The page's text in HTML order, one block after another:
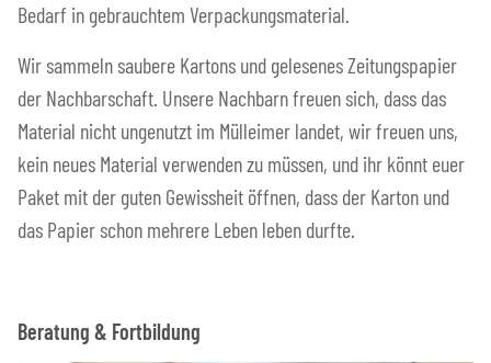
Bedarf in gebrauchtem Verpackungsmaterial.
Wir sammeln saubere Kartons und gelesenes Zeitungspapier
der Nachbarschaft. Unsere Nachbarn freuen sich, dass das
Material nicht ungenutzt im Mülleimer landet, wir freuen uns,
kein neues Material verwenden zu müssen, und ihr könnt euer
Paket mit der guten Gewissheit öffnen, dass der Karton und
das Papier schon mehrere Leben leben durfte.
Beratung & Fortbildung